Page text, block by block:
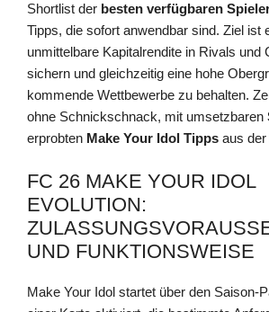
Shortlist der besten verfügbaren
Tipps, die sofort anwendbar sind. Ziel ist
unmittelbare Kapitalrendite in Rivals und
sichern und gleichzeitig eine hohe
kommende Wettbewerbe zu behalten.
ohne Schnickschnack, mit umsetzbaren
erprobten Make Your Idol Tipps aus
FC 26 MAKE YOUR IDOL
EVOLUTION:
UND FUNKTIONSWEISE
Make Your Idol startet über den Saison-